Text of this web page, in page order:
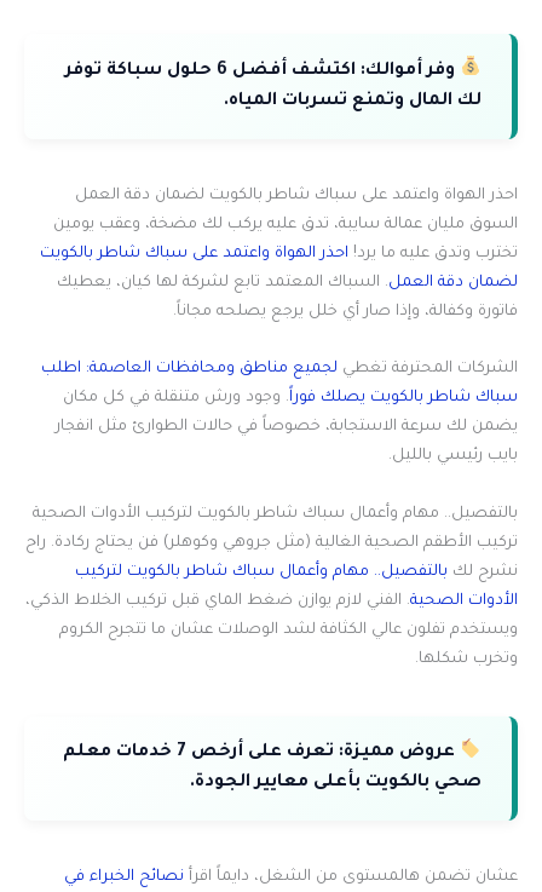
وفر أموالك:
اكتشف أفضل 6 حلول سباكة توفر
لك المال وتمنع تسربات المياه.
احذر الهواة واعتمد على سباك شاطر بالكويت لضمان دقة العمل
السوق مليان عمالة سايبة، تدق عليه يركب لك مضخة، وعقب يومين
تخترب وتدق عليه ما يرد! احذر الهواة واعتمد على سباك شاطر بالكويت
لضمان دقة العمل. السباك المعتمد تابع لشركة لها كيان، يعطيك
فاتورة وكفالة، وإذا صار أي خلل يرجع يصلحه مجاناً.
الشركات المحترفة تغطي لجميع مناطق ومحافظات العاصمة: اطلب
سباك شاطر بالكويت يصلك فوراً. وجود ورش متنقلة في كل مكان
يضمن لك سرعة الاستجابة، خصوصاً في حالات الطوارئ مثل انفجار
بايب رئيسي بالليل.
بالتفصيل.. مهام وأعمال سباك شاطر بالكويت لتركيب الأدوات الصحية
تركيب الأطقم الصحية الغالية (مثل جروهي وكوهلر) فن يحتاج ركادة. راح
نشرح لك بالتفصيل.. مهام وأعمال سباك شاطر بالكويت لتركيب
الأدوات الصحية. الفني لازم يوازن ضغط الماي قبل تركيب الخلاط الذكي،
ويستخدم تفلون عالي الكثافة لشد الوصلات عشان ما تتجرح الكروم
وتخرب شكلها.
عروض مميزة:
تعرف على أرخص 7 خدمات معلم
صحي بالكويت بأعلى معايير الجودة.
عشان تضمن هالمستوى من الشغل، دايماً اقرأ نصائح الخبراء في